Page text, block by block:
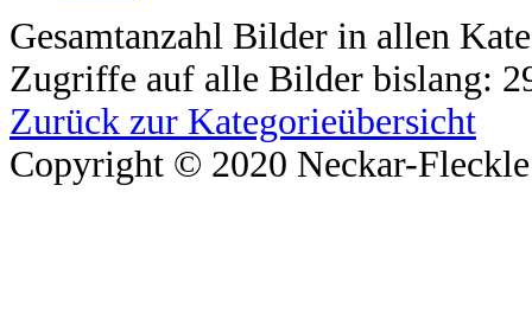
Gesamtanzahl Bilder in allen
Zugriffe auf alle Bilder bislang:
Zurück zur Kategorieübersicht
Copyright © 2020 Neckar-